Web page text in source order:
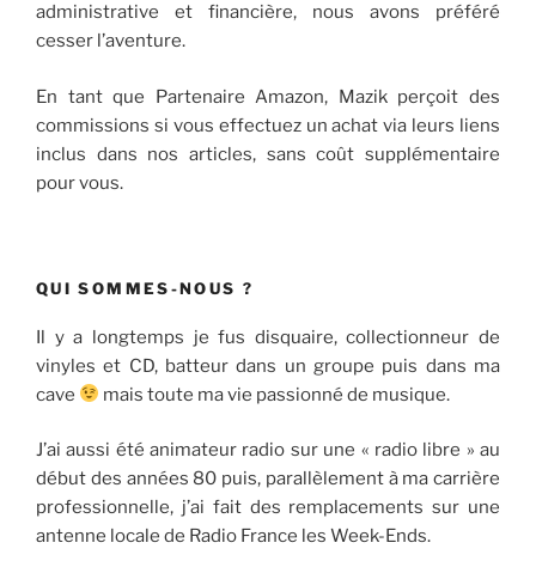
administrative et financière, nous avons préféré
cesser l’aventure.
En tant que Partenaire Amazon, Mazik perçoit des
commissions si vous effectuez un achat via leurs liens
inclus dans nos articles, sans coût supplémentaire
pour vous.
QUI SOMMES-NOUS ?
Il y a longtemps je fus disquaire, collectionneur de
vinyles et CD, batteur dans un groupe puis dans ma
cave
mais toute ma vie passionné de musique.
J’ai aussi été animateur radio sur une « radio libre » au
début des années 80 puis, parallèlement à ma carrière
professionnelle, j’ai fait des remplacements sur une
antenne locale de Radio France les Week-Ends.